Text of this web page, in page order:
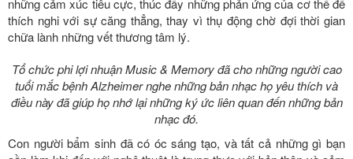
những cảm xúc tiêu cực, thúc đẩy những phản ứng của cơ thể để
thích nghi với sự căng thẳng, thay vì thụ động chờ đợi thời gian
chữa lành những vết thương tâm lý.
Tổ chức phi lợi nhuận Music & Memory đã cho những người cao
tuổi mắc bệnh Alzheimer nghe những bản nhạc họ yêu thích và
điều này đã giúp họ nhớ lại những ký ức liên quan đến những bản
nhạc đó.
Con người bẩm sinh đã có óc sáng tạo, và tất cả những gì bạn